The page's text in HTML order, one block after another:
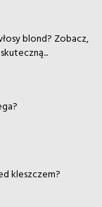
blond? Zobacz,
kleszczem?